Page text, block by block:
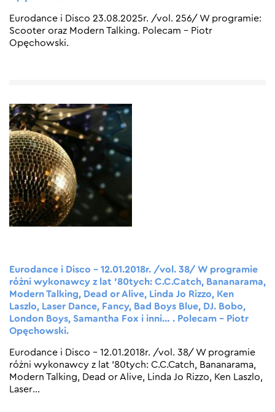
Eurodance i Disco 23.08.2025r. /vol. 256/ W programie:
Scooter oraz Modern Talking. Polecam – Piotr
Opęchowski.
Eurodance i Disco – 12.01.2018r. /vol. 38/ W programie
różni wykonawcy z lat ’80tych: C.C.Catch, Bananarama,
Modern Talking, Dead or Alive, Linda Jo Rizzo, Ken
Laszlo, Laser Dance, Fancy, Bad Boys Blue, DJ. Bobo,
London Boys, Samantha Fox i inni… . Polecam – Piotr
Opęchowski.
Eurodance i Disco – 12.01.2018r. /vol. 38/ W programie
różni wykonawcy z lat ’80tych: C.C.Catch, Bananarama,
Modern Talking, Dead or Alive, Linda Jo Rizzo, Ken Laszlo,
Laser…